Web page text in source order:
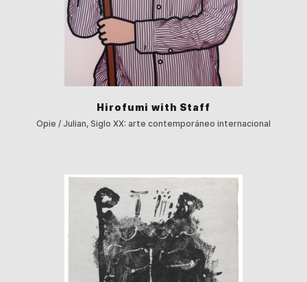
Hirofumi with Staff
Opie / Julian, Siglo XX: arte contemporáneo internacional